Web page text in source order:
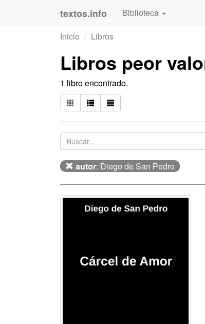
textos.info Biblioteca
Inicio
Libros
Libros peor
1 libro encontrado.
autor: Diego de San Pedro